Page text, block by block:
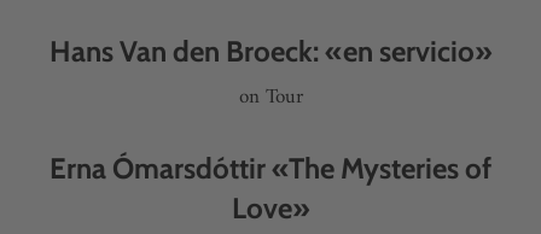
Hans Van den Broeck: «en servicio»
on Tour
Erna Ómarsdóttir «The Mysteries of
Love»